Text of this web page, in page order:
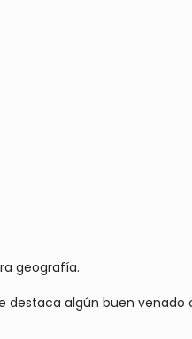
geografía.
destaca algún buen venado